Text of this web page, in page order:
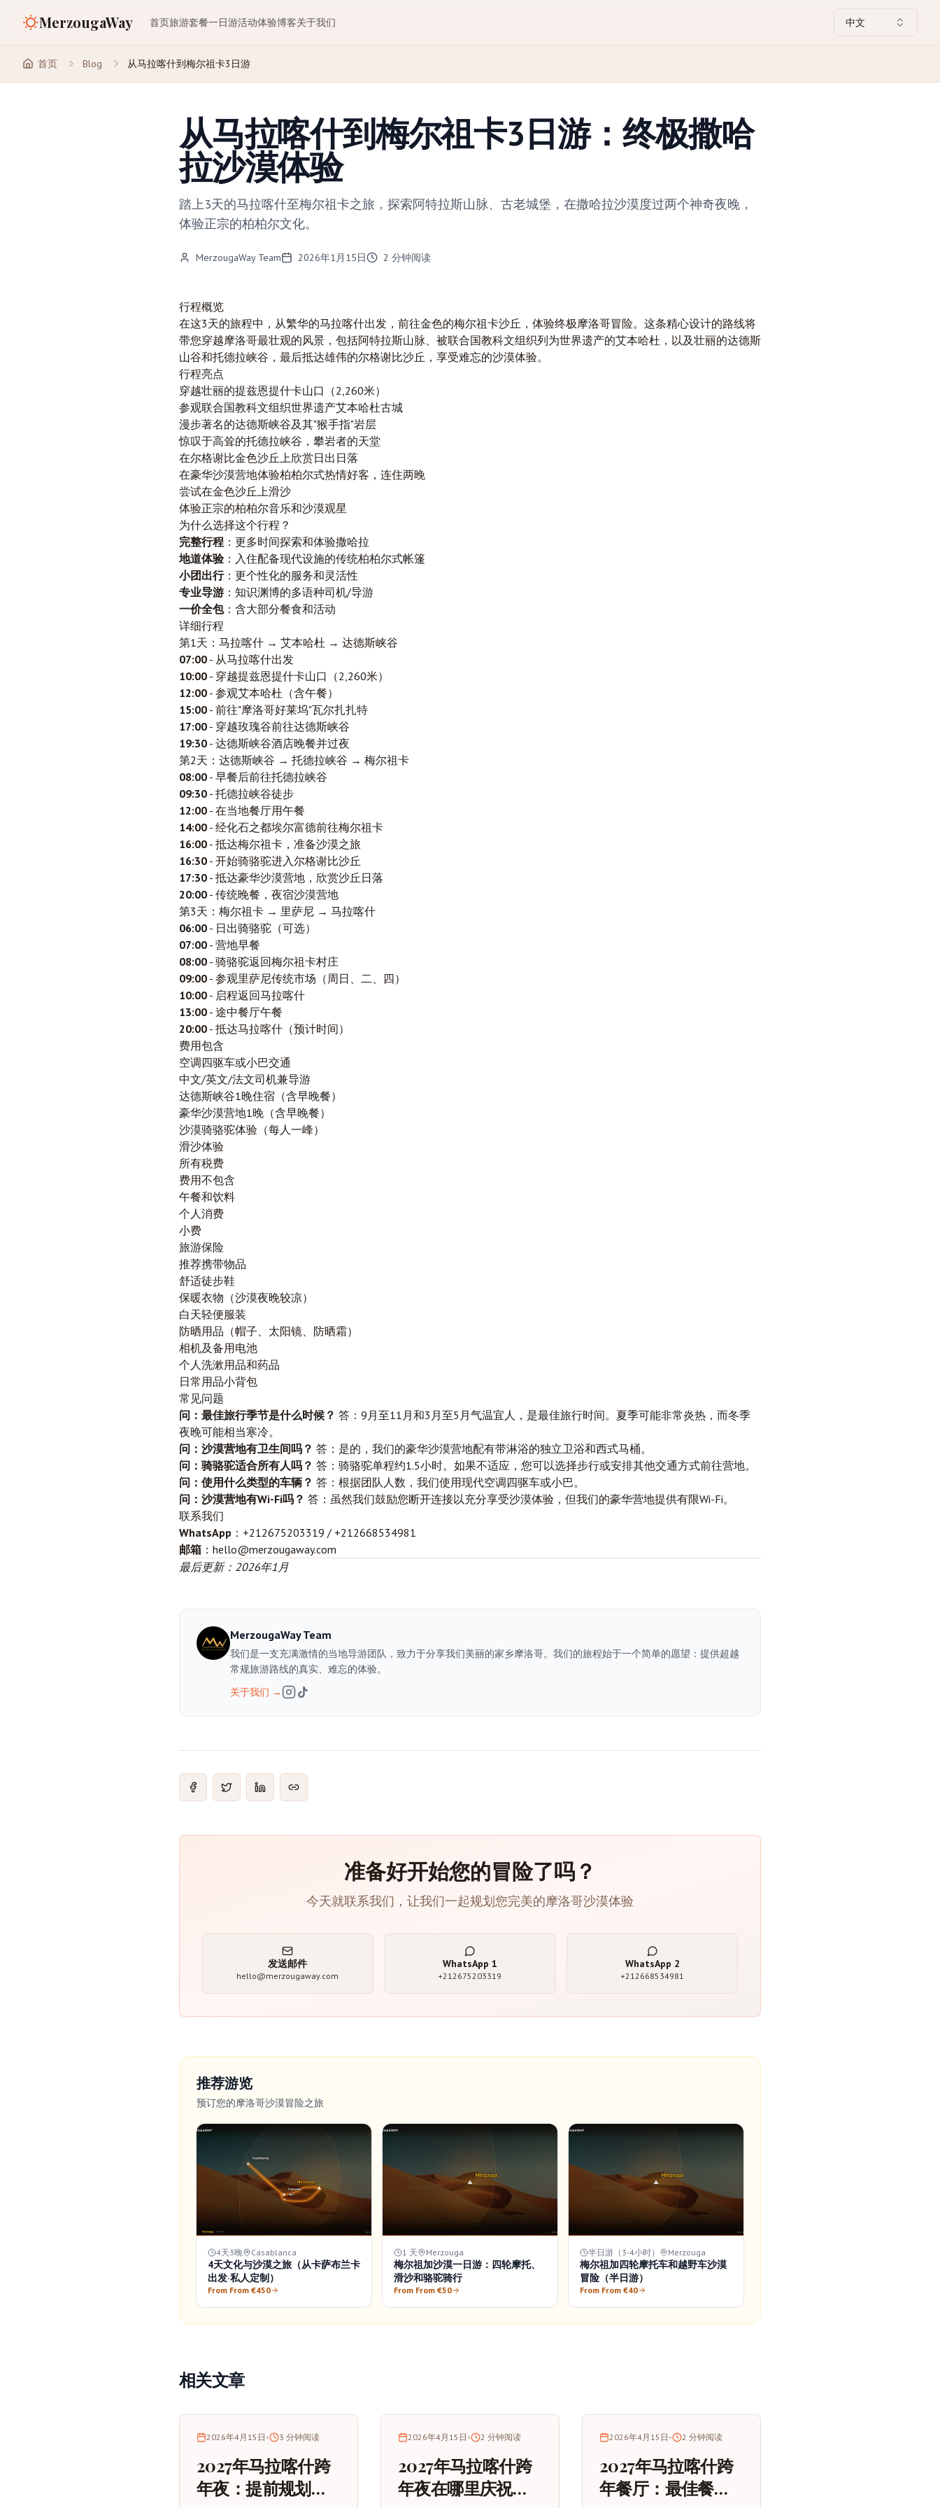
MerzougaWay 首页旅游套餐一日游活动体验博客关于我们 中文
首页 Blog 从马拉喀什到梅尔祖卡3日游
从马拉喀什到梅尔祖卡3日游：终极撒哈
拉沙漠体验
踏上3天的马拉喀什至梅尔祖卡之旅，探索阿特拉斯山脉、古老城堡，在撒哈拉沙漠度过两个神奇夜晚，
体验正宗的柏柏尔文化。
MerzougaWay Team 2026年1月15日 2 分钟阅读
行程概览
在这3天的旅程中，从繁华的马拉喀什出发，前往金色的梅尔祖卡沙丘，体验终极摩洛哥冒险。这条精心设计的路线将
带您穿越摩洛哥最壮观的风景，包括阿特拉斯山脉、被联合国教科文组织列为世界遗产的艾本哈杜，以及壮丽的达德斯
山谷和托德拉峡谷，最后抵达雄伟的尔格谢比沙丘，享受难忘的沙漠体验。
行程亮点
穿越壮丽的提兹恩提什卡山口（2,260米）
参观联合国教科文组织世界遗产艾本哈杜古城
漫步著名的达德斯峡谷及其"猴手指"岩层
惊叹于高耸的托德拉峡谷，攀岩者的天堂
在尔格谢比金色沙丘上欣赏日出日落
在豪华沙漠营地体验柏柏尔式热情好客，连住两晚
尝试在金色沙丘上滑沙
体验正宗的柏柏尔音乐和沙漠观星
为什么选择这个行程？
完整行程 ：更多时间探索和体验撒哈拉
地道体验：入住配备现代设施的传统柏柏尔式帐篷
小团出行：更个性化的服务和灵活性
专业导游 ：知识渊博的多语种司机/导游
一价全包：含大部分餐食和活动
详细行程
第1天：马拉喀什 → 艾本哈杜 → 达德斯峡谷
07:00 - 从马拉喀什出发
10:00 - 穿越提兹恩提什卡山口（2,260米）
12:00 - 参观艾本哈杜（含午餐）
15:00 - 前往"摩洛哥好莱坞"瓦尔扎扎特
17:00 - 穿越玫瑰谷前往达德斯峡谷
19:30 - 达德斯峡谷酒店晚餐并过夜
第2天：达德斯峡谷 → 托德拉峡谷 → 梅尔祖卡
08:00 - 早餐后前往托德拉峡谷
09:30 - 托德拉峡谷徒步
12:00 - 在当地餐厅用午餐
14:00 - 经化石之都埃尔富德前往梅尔祖卡
16:00 - 抵达梅尔祖卡，准备沙漠之旅
16:30 - 开始骑骆驼进入尔格谢比沙丘
17:30 - 抵达豪华沙漠营地，欣赏沙丘日落
20:00 - 传统晚餐，夜宿沙漠营地
第3天：梅尔祖卡 → 里萨尼 → 马拉喀什
06:00 - 日出骑骆驼（可选）
07:00 - 营地早餐
08:00 - 骑骆驼返回梅尔祖卡村庄
09:00 - 参观里萨尼传统市场（周日、二、四）
10:00 - 启程返回马拉喀什
13:00 - 途中餐厅午餐
20:00 - 抵达马拉喀什（预计时间）
费用包含
空调四驱车或小巴交通
中文/英文/法文司机兼导游
达德斯峡谷1晚住宿（含早晚餐）
豪华沙漠营地1晚（含早晚餐）
沙漠骑骆驼体验（每人一峰）
滑沙体验
所有税费
费用不包含
午餐和饮料
个人消费
小费
旅游保险
推荐携带物品
舒适徒步鞋
保暖衣物（沙漠夜晚较凉）
白天轻便服装
防晒用品（帽子、太阳镜、防晒霜）
相机及备用电池
个人洗漱用品和药品
日常用品小背包
常见问题
问：最佳旅行季节是什么时候？ 答：9月至11月和3月至5月气温宜人，是最佳旅行时间。夏季可能非常炎热，而冬季
夜晚可能相当寒冷。
问：沙漠营地有卫生间吗？ 答：是的，我们的豪华沙漠营地配有带淋浴的独立卫浴和西式马桶。
问：骑骆驼适合所有人吗？ 答：骑骆驼单程约1.5小时。如果不适应，您可以选择步行或安排其他交通方式前往营地。
问：使用什么类型的车辆？ 答：根据团队人数，我们使用现代空调四驱车或小巴。
问：沙漠营地有Wi-Fi吗？ 答：虽然我们鼓励您断开连接以充分享受沙漠体验，但我们的豪华营地提供有限Wi-Fi。
联系我们
WhatsApp ：+212675203319 / +212668534981
邮箱 ：hello@merzougaway.com
最后更新：2026年1月
MerzougaWay Team
我们是一支充满激情的当地导游团队，致力于分享我们美丽的家乡摩洛哥。我们的旅程始于一个简单的愿望：提供超越
常规旅游路线的真实、难忘的体验。
关于我们 →
准备好开始您的冒险了吗？
今天就联系我们，让我们一起规划您完美的摩洛哥沙漠体验
发送邮件
hello@merzougaway.com
WhatsApp 1
+212675203319
WhatsApp 2
+212668534981
推荐游览
预订您的摩洛哥沙漠冒险之旅
4天3晚 Casablanca
4天文化与沙漠之旅（从卡萨布兰卡
出发·私人定制）
From From €450
1 天 Merzouga
梅尔祖加沙漠一日游：四轮摩托、
滑沙和骆驼骑行
From From €50
半日游（3-4小时） Merzouga
梅尔祖加四轮摩托车和越野车沙漠
冒险（半日游）
From From €40
相关文章
2026年4月15日 • 3 分钟阅读
2027年马拉喀什跨
年夜：提前规划终
2026年4月15日 • 2 分钟阅读
2027年马拉喀什跨
年夜在哪里庆祝：
2026年4月15日 • 2 分钟阅读
2027年马拉喀什跨
年餐厅：最佳餐饮